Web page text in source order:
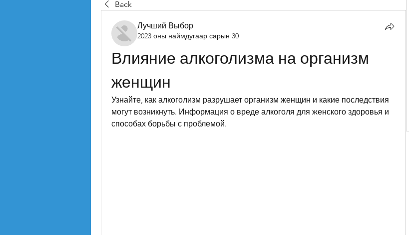
Back
Лучший Выбор
2023 оны наймдугаар сарын 30
Влияние алкоголизма на организм
женщин
Узнайте, как алкоголизм разрушает организм женщин и какие последствия
могут возникнуть. Информация о вреде алкоголя для женского здоровья и
способах борьбы с проблемой.